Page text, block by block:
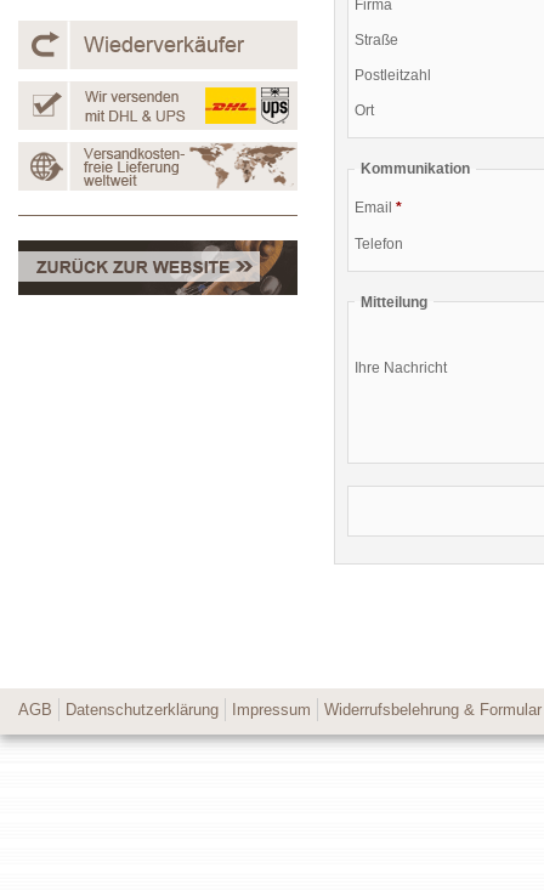
Firma
Straße
Postleitzahl
Ort
Kommunikation
Email *
Telefon
Mitteilung
Ihre Nachricht
AGB Datenschutzerklärung Impressum Widerrufsbelehrung & Formular